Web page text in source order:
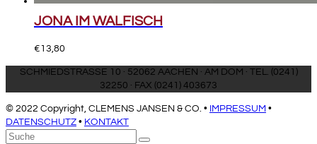
JONA IM WALFISCH
€13,80
SCHMIEDSTRASSE 10 · 52062 AACHEN · AM DOM · TEL. (0241)
32250 · FAX (0241) 403673
© 2022 Copyright, CLEMENS JANSEN & CO. • IMPRESSUM •
DATENSCHUTZ • KONTAKT
An
Suche